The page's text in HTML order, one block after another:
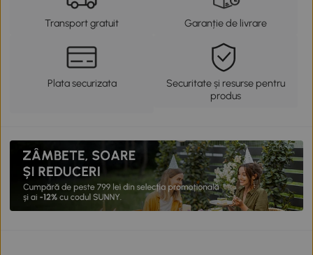
Transport gratuit Garanție de livrare
Plata securizata
Securitate și resurse pentru
produs